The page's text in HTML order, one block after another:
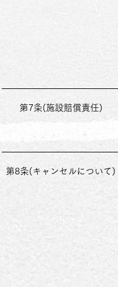
第7条(施設賠償責任)
第8条(キャンセルについて)